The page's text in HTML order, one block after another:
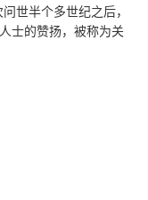
世半个多世纪之后，
士的赞扬，被称为关